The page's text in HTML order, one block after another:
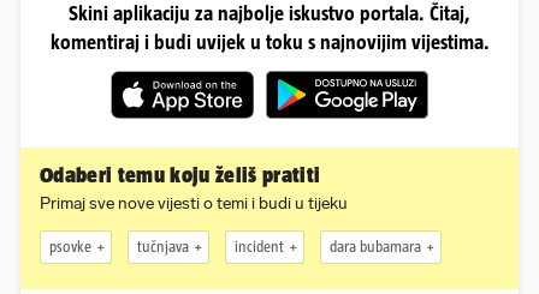
Skini aplikaciju za najbolje iskustvo portala. Čitaj,
komentiraj i budi uvijek u toku s najnovijim vijestima.
Odaberi temu koju želiš pratiti
Primaj sve nove vijesti o temi i budi u tijeku
psovke tučnjava incident dara bubamara